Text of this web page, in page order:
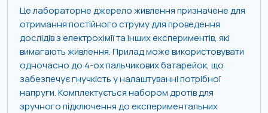
Це лабораторне джерело живлення призначене для
отримання постійного струму для проведення
дослідів з електрохімії та інших експериментів, які
вимагають живлення. Прилад може використовувати
одночасно до 4-ох пальчикових батарейок, що
забезпечує гнучкість у налаштуванні потрібної
напруги. Комплектується набором дротів для
зручного підключення до експериментальних